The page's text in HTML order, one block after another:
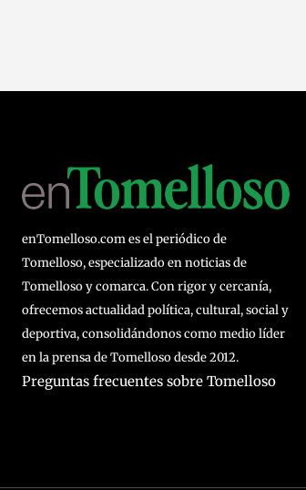
enTomelloso.com es el periódico de
Tomelloso, especializado en noticias de
Tomelloso y comarca. Con rigor y cercanía,
ofrecemos actualidad política, cultural, social y
deportiva, consolidándonos como medio líder
en la prensa de Tomelloso desde 2012.
Preguntas frecuentes sobre Tomelloso